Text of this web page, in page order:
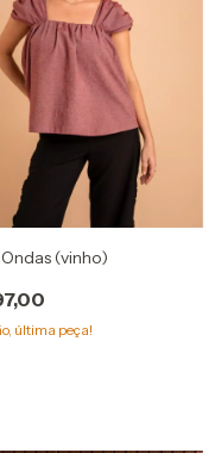
(vinho)
última peça!